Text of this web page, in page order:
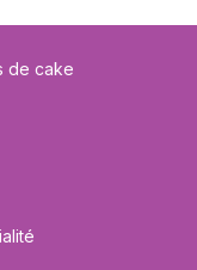
de cake